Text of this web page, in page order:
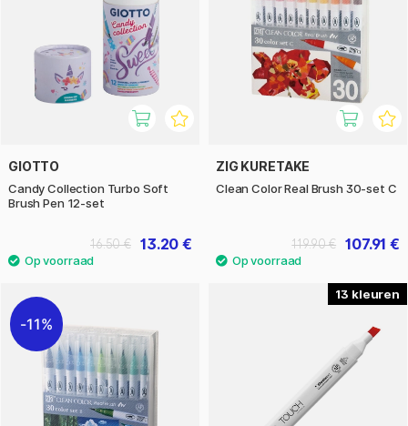
GIOTTO
Candy Collection Turbo Soft
Brush Pen 12-set
13.20 €
16.50 €
ZIG KURETAKE
Clean Color Real Brush 30-set C
107.91 €
119.90 €
11%
13